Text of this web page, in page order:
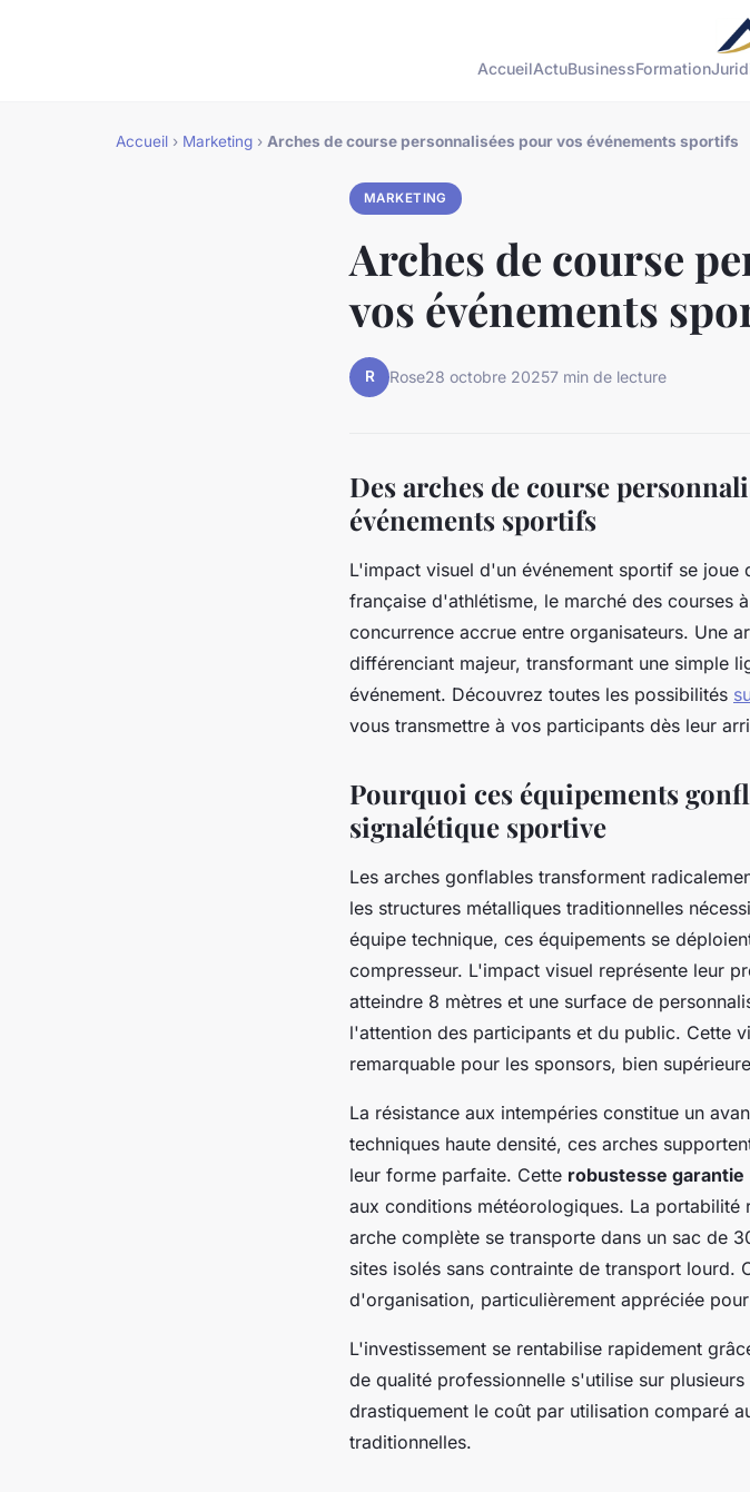
AccueilActuBusinessFormation
Accueil › Marketing › Arches de course personnalisées pour vos événements sportifs
MARKETING
Arches de course
vos événements
R Rose28 octobre 20257 min de lecture
Des arches de course
événements sportifs
L'impact visuel d'un événement sportif se joue
française d'athlétisme, le marché des courses
concurrence accrue entre organisateurs. Une
différenciant majeur, transformant une simple
événement. Découvrez toutes les possibilités
vous transmettre à vos participants dès leur
Pourquoi ces équipements
signalétique sportive
Les arches gonflables transforment
les structures métalliques traditionnelles
équipe technique, ces équipements se
compresseur. L'impact visuel représente leur
atteindre 8 mètres et une surface de
l'attention des participants et du public. Cette
remarquable pour les sponsors, bien
La résistance aux intempéries constitue un
techniques haute densité, ces arches
leur forme parfaite. Cette robustesse garantie
aux conditions météorologiques. La portabilité
arche complète se transporte dans un sac de
sites isolés sans contrainte de transport
d'organisation, particulièrement appréciée
L'investissement se rentabilise rapidement
de qualité professionnelle s'utilise sur
drastiquement le coût par utilisation comparé
traditionnelles.